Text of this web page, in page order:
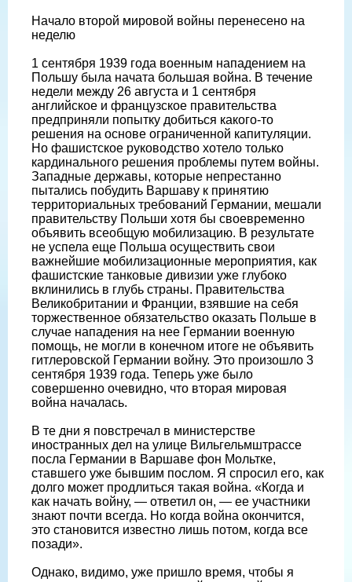
Начало второй мировой войны перенесено на
неделю
1 сентября 1939 года военным нападением на
Польшу была начата большая война. В течение
недели между 26 августа и 1 сентября
английское и французское правительства
предприняли попытку добиться какого-то
решения на основе ограниченной капитуляции.
Но фашистское руководство хотело только
кардинального решения проблемы путем войны.
Западные державы, которые непрестанно
пытались побудить Варшаву к принятию
территориальных требований Германии, мешали
правительству Польши хотя бы своевременно
объявить всеобщую мобилизацию. В результате
не успела еще Польша осуществить свои
важнейшие мобилизационные мероприятия, как
фашистские танковые дивизии уже глубоко
вклинились в глубь страны. Правительства
Великобритании и Франции, взявшие на себя
торжественное обязательство оказать Польше в
случае нападения на нее Германии военную
помощь, не могли в конечном итоге не объявить
гитлеровской Германии войну. Это произошло 3
сентября 1939 года. Теперь уже было
совершенно очевидно, что вторая мировая
война началась.
В те дни я повстречал в министерстве
иностранных дел на улице Вильгельмштрассе
посла Германии в Варшаве фон Мольтке,
ставшего уже бывшим послом. Я спросил его, как
долго может продлиться такая война. «Когда и
как начать войну, — ответил он, — ее участники
знают почти всегда. Но когда война окончится,
это становится известно лишь потом, когда все
позади».
Однако, видимо, уже пришло время, чтобы я